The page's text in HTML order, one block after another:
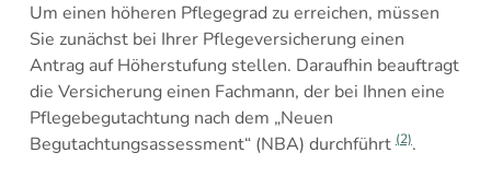
Um einen höheren Pflegegrad zu erreichen, müssen
Sie zunächst bei Ihrer Pflegeversicherung einen
Antrag auf Höherstufung stellen. Daraufhin beauftragt
die Versicherung einen Fachmann, der bei Ihnen eine
Pflegebegutachtung nach dem „Neuen
Begutachtungsassessment“ (NBA) durchführt(2).